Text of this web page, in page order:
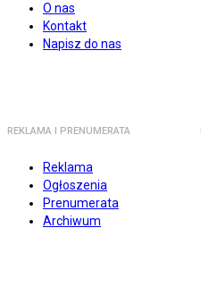
O nas
Kontakt
Napisz do nas
REKLAMA I PRENUMERATA
Reklama
Ogłoszenia
Prenumerata
Archiwum